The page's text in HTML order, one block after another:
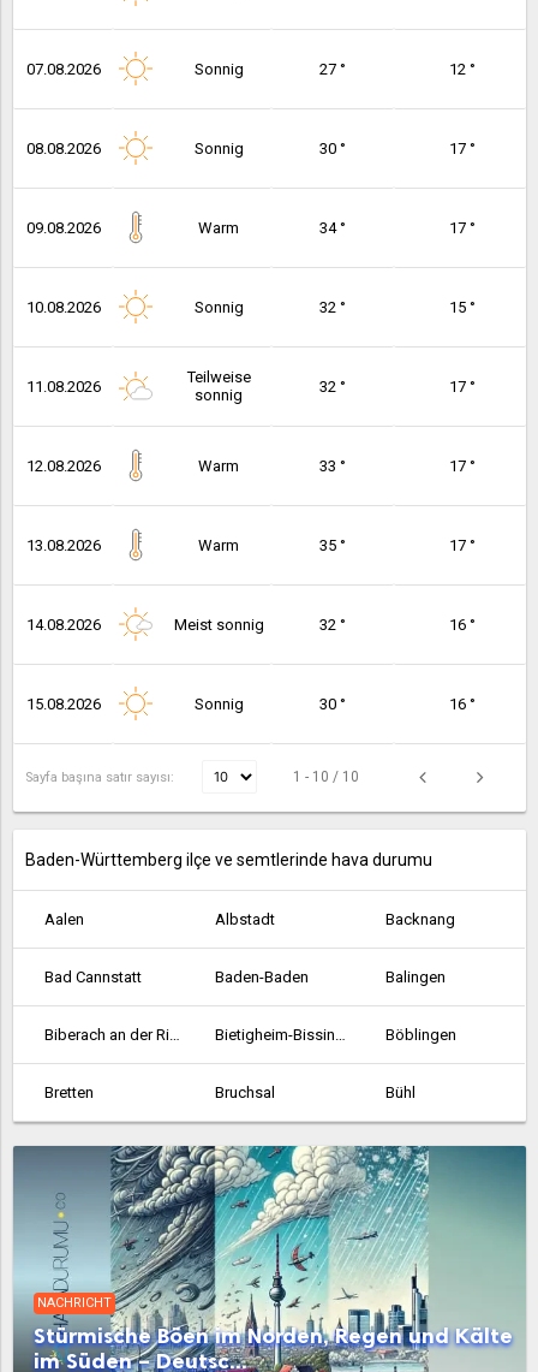
07.08.2026 Sonnig 27 ° 12 °
08.08.2026 Sonnig 30 ° 17 °
09.08.2026 Warm 34 ° 17 °
10.08.2026 Sonnig 32 ° 15 °
11.08.2026
Teilweise
sonnig
32 ° 17 °
12.08.2026 Warm 33 ° 17 °
13.08.2026 Warm 35 ° 17 °
14.08.2026 Meist sonnig 32 ° 16 °
15.08.2026 Sonnig 30 ° 16 °
Sayfa başına satır sayısı: 1 - 10 / 10
Baden-Württemberg ilçe ve semtlerinde hava durumu
Aalen Albstadt Backnang
Bad Cannstatt Baden-Baden Balingen
Biberach an der Riss Bietigheim-Bissingen Böblingen
Bretten Bruchsal Bühl
Crailsheim Durlach Ehingen
Emmendingen Esslingen am Neckar Ettlingen
Fellbach Feuerbach Filderstadt
Freiburg im Breisgau Friedrichshafen Gaggenau
NACHRICHT
Stürmische Böen im Norden, Regen und Kälte
im Süden – Deutsc...